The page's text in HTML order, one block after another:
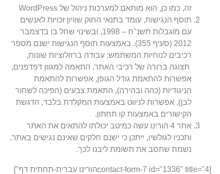
זה, כמו כן, הוא מותאם למערכות ניהול של WordPress
תוסף הנגישות, עומד בתנאי החוק שוויון זכויות לאנשים
עם מוגבלות תשנ"ח – 1998, ובשינוי שחל בו בדצמבר
2012 (סעיף 355). באמצעות תוסף הנגישות ישנם מספר
רכיבים לנוחיות המשתמש: עבודה ברזולוציות שונות,
תצוגה ברורה של רכיבי האתר, התאמה למגוון דפדפנים,
אפשרות להתאמת גודל הגופן, אפשרות להתאמת
הניגודיות (כהה ובהירה), התאמת צבעים (הפיכה לשחור
לבן), אפשרות לניווט באמצעות המקלדת בלבד, הדגשת
הקישורים באמצעות קו תחתון.
אתר 4 הורינו עשה כמיטב יכולתו להתאים את האתר
ותכניו לגולשיו, ייתכן כי ישנם חלקים שאינם נגישים באתר,
נשמח שתסב את תשומת ליבנו לכך.
[contact-form-7 id="1336" title="4הורינו עברית-תחתית דף"]